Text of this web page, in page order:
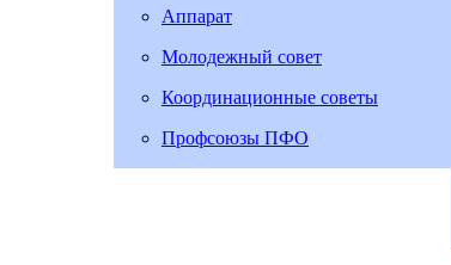
Аппарат
Молодежный совет
Координационные советы
Профсоюзы ПФО